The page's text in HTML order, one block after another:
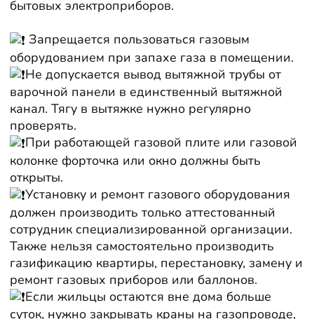
бытовых электроприборов.
Запрещается пользоваться газовым
оборудованием при запахе газа в помещении.
Не допускается вывод вытяжной трубы от
варочной панели в единственный вытяжной
канал. Тягу в вытяжке нужно регулярно
проверять.
При работающей газовой плите или газовой
колонке форточка или окно должны быть
открыты.
Установку и ремонт газового оборудования
должен производить только аттестованный
сотрудник специализированной организации.
Также нельзя самостоятельно производить
газификацию квартиры, перестановку, замену и
ремонт газовых приборов или баллонов.
Если жильцы остаются вне дома больше
суток, нужно закрывать краны на газопроводе,